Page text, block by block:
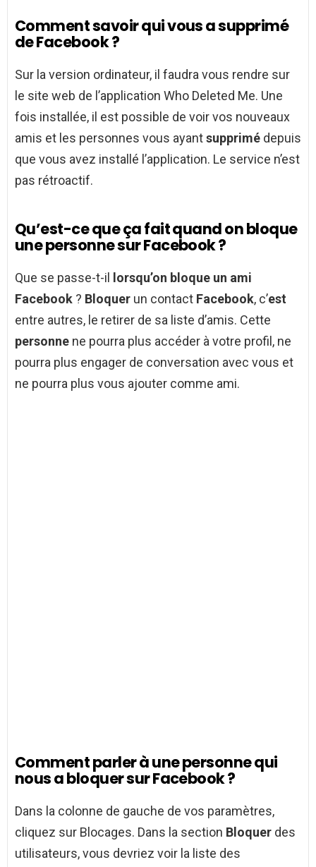
Comment savoir qui vous a supprimé
de Facebook ?
Sur la version ordinateur, il faudra vous rendre sur
le site web de l’application Who Deleted Me. Une
fois installée, il est possible de voir vos nouveaux
amis et les personnes vous ayantsupprimé depuis
que vous avez installé l’application. Le service n’est
pas rétroactif.
Qu’est-ce que ça fait quand on bloque
une personne sur Facebook ?
Que se passe-t-il
lorsqu’on bloque un ami
Facebook ? Bloquer un contact Facebook, c’est
entre autres, le retirer de sa liste d’amis. Cette
personne ne pourra plus accéder à votre profil, ne
pourra plus engager de conversation avec vous et
ne pourra plus vous ajouter comme ami.
Comment parler à une personne qui
nous a bloquer sur Facebook ?
Dans la colonne de gauche de vos paramètres,
cliquez sur Blocages. Dans la section Bloquer des
utilisateurs, vous devriez voir la liste des